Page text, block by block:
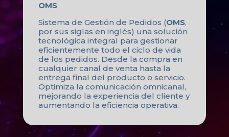
OMS
Sistema de Gestión de Pedidos (OMS,
por sus siglas en inglés) una solución
tecnológica integral para gestionar
eficientemente todo el ciclo de vida
de los pedidos. Desde la compra en
cualquier canal de venta hasta la
entrega final del producto o servicio.
Optimiza la comunicación omnicanal,
mejorando la experiencia del cliente y
aumentando la eficiencia operativa.